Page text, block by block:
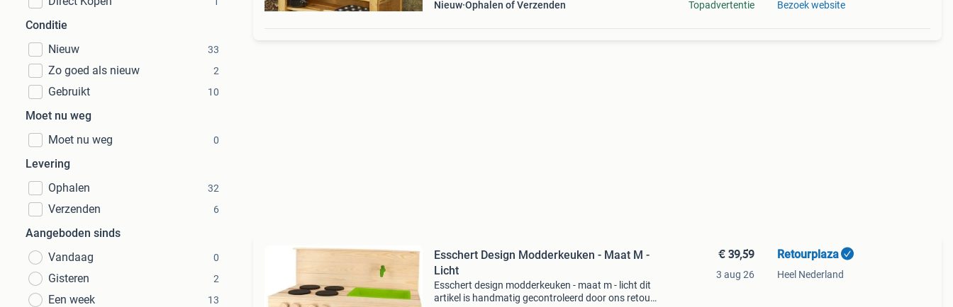
Conditie
Nieuw
33
Zo goed als nieuw 2
Gebruikt 10
Moet nu weg
Moet nu weg
0
Levering
Ophalen
32
Verzenden 6
Aangeboden sinds
Vandaag
0
Gisteren 2
Een week 13
Nieuw Ophalen of Verzenden Topadvertentie Bezoek website
Esschert Design Modderkeuken - Maat M -
Licht
Esschert design modderkeuken - maat m - licht dit
artikel is handmatig gecontroleerd door ons retour
€ 39,59
3 aug 26
Retourplaza
Heel Nederland